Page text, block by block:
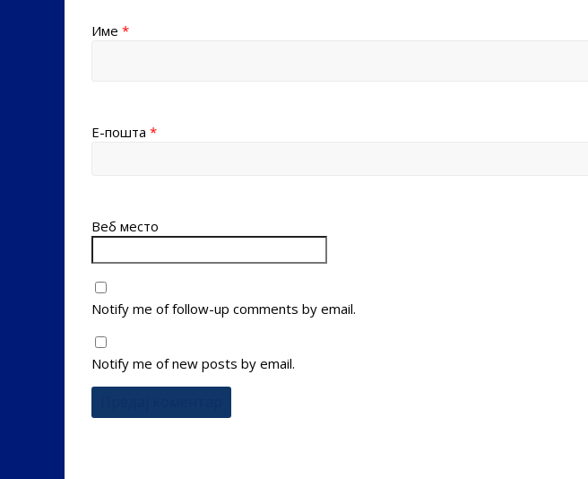
Име *
Е-пошта *
Веб место
Notify me of follow-up comments by email.
Notify me of new posts by email.